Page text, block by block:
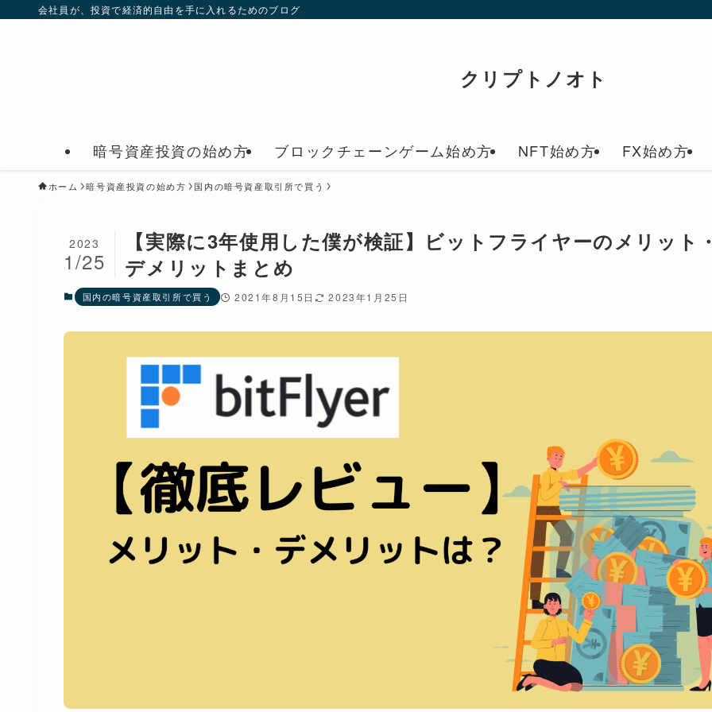
会社員が、投資で経済的自由を手に入れるためのブログ
クリプトノオト
暗号資産投資の始め方 ブロックチェーンゲーム始め方 NFT始め方 FX始め方
ホーム 暗号資産投資の始め方 国内の暗号資産取引所で買う
【実際に3年使用した僕が検証】ビットフライヤーのメリット
デメリットまとめ
2023
1/25
国内の暗号資産取引所で買う 2021年8月15日 2023年1月25日